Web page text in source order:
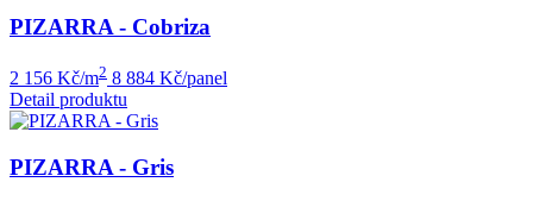
PIZARRA - Cobriza
2 156 Kč/m2 8 884 Kč/panel
Detail produktu
PIZARRA - Gris